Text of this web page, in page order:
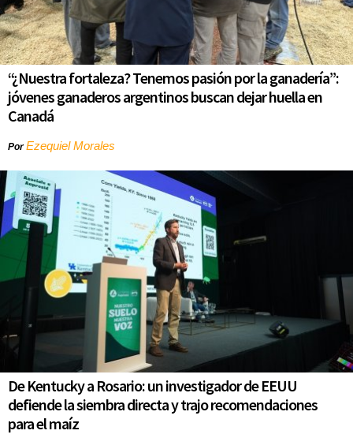
“¿Nuestra fortaleza? Tenemos pasión por la ganadería”:
jóvenes ganaderos argentinos buscan dejar huella en
Canadá
PorEzequiel Morales
De Kentucky a Rosario: un investigador de EEUU
defiende la siembra directa y trajo recomendaciones
para el maíz